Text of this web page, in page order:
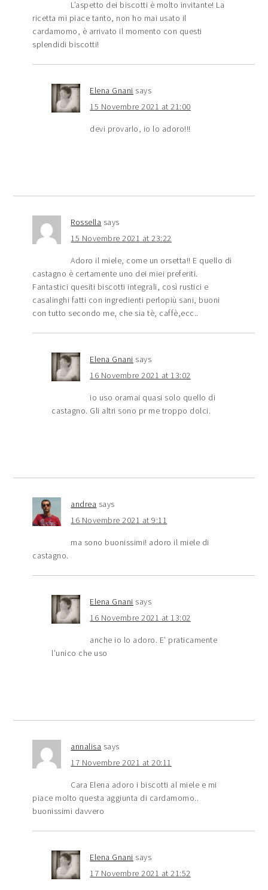
L’aspetto dei biscotti è molto invitante! La
ricetta mi piace tanto, non ho mai usato il
cardamomo, è arrivato il momento con questi
splendidi biscotti!
Elena Gnani says
15 Novembre 2021 at 21:00
devi provarlo, io lo adoro!!!
Rossella says
15 Novembre 2021 at 23:22
Adoro il miele, come un orsetta!! E quello di
castagno è certamente uno dei miei preferiti.
Fantastici quesiti biscotti integrali, così rustici e
casalinghi fatti con ingredienti perlopiù sani, buoni
con tutto secondo me, che sia tè, caffè,ecc..
Elena Gnani says
16 Novembre 2021 at 13:02
io uso oramai quasi solo quello di
castagno. Gli altri sono pr me troppo dolci.
andrea says
16 Novembre 2021 at 9:11
ma sono buonissimi! adoro il miele di
castagno.
Elena Gnani says
16 Novembre 2021 at 13:02
anche io lo adoro. E’ praticamente
l’unico che uso
annalisa says
17 Novembre 2021 at 20:11
Cara Elena adoro i biscotti al miele e mi
piace molto questa aggiunta di cardamomo..
buonissimi davvero
Elena Gnani says
17 Novembre 2021 at 21:52